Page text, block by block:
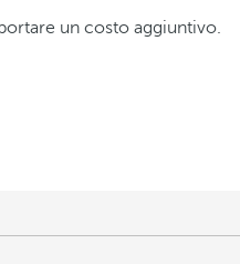
un costo aggiuntivo.